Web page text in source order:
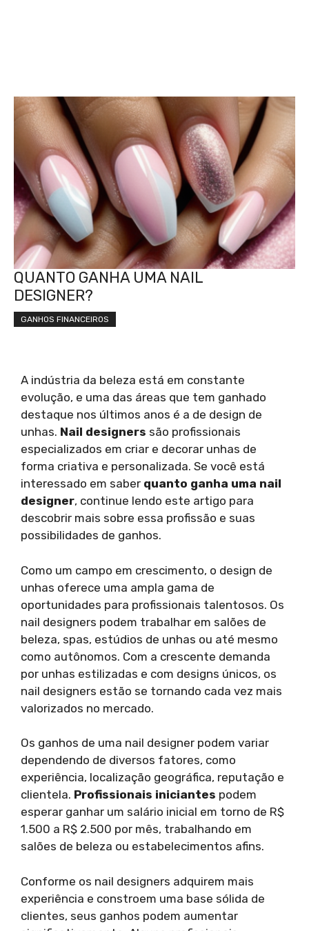
QUANTO GANHA UMA NAIL
DESIGNER?
GANHOS FINANCEIROS
A indústria da beleza está em constante
evolução, e uma das áreas que tem ganhado
destaque nos últimos anos é a de design de
unhas. Nail designers são profissionais
especializados em criar e decorar unhas de
forma criativa e personalizada. Se você está
interessado em saber quanto ganha uma nail
designer, continue lendo este artigo para
descobrir mais sobre essa profissão e suas
possibilidades de ganhos.
Como um campo em crescimento, o design de
unhas oferece uma ampla gama de
oportunidades para profissionais talentosos. Os
nail designers podem trabalhar em salões de
beleza, spas, estúdios de unhas ou até mesmo
como autônomos. Com a crescente demanda
por unhas estilizadas e com designs únicos, os
nail designers estão se tornando cada vez mais
valorizados no mercado.
Os ganhos de uma nail designer podem variar
dependendo de diversos fatores, como
experiência, localização geográfica, reputação e
clientela. Profissionais iniciantes podem
esperar ganhar um salário inicial em torno de R$
1.500 a R$ 2.500 por mês, trabalhando em
salões de beleza ou estabelecimentos afins.
Conforme os nail designers adquirem mais
experiência e constroem uma base sólida de
clientes, seus ganhos podem aumentar